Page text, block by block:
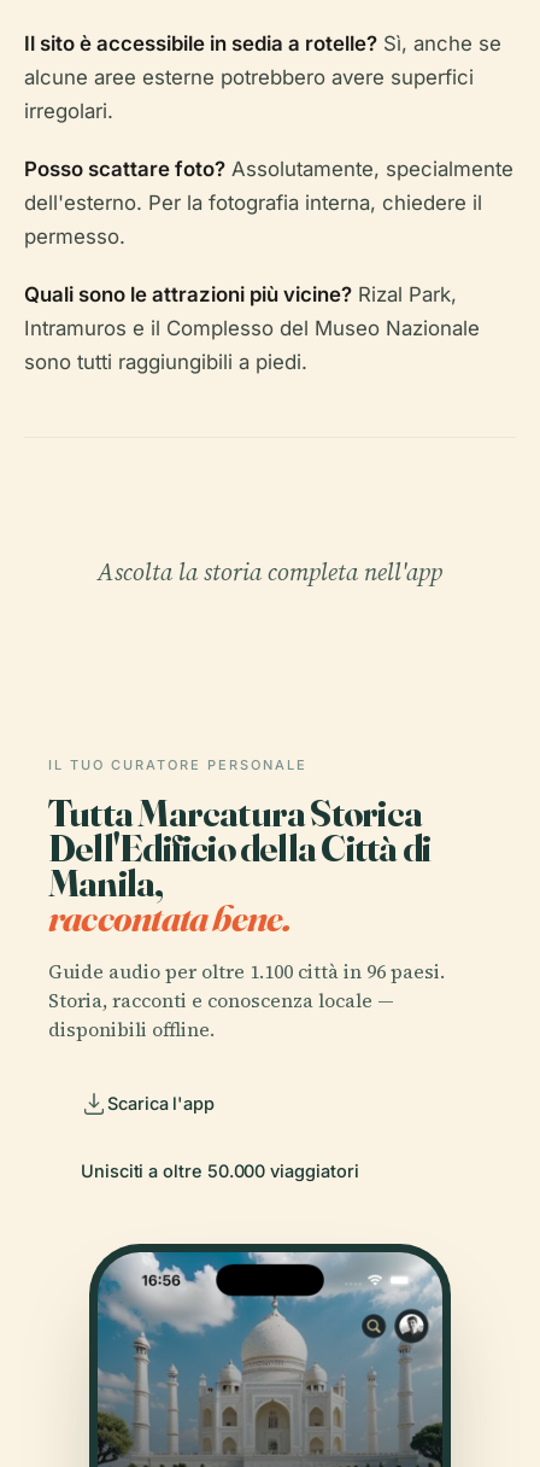
Il sito è accessibile in sedia a rotelle? Sì, anche se
alcune aree esterne potrebbero avere superfici
irregolari.
Posso scattare foto? Assolutamente, specialmente
dell'esterno. Per la fotografia interna, chiedere il
permesso.
Quali sono le attrazioni più vicine? Rizal Park,
Intramuros e il Complesso del Museo Nazionale
sono tutti raggiungibili a piedi.
Ascolta la storia completa nell'app
IL TUO CURATORE PERSONALE
Tutta Marcatura Storica
Dell'Edificio della Città di
Manila,
raccontata bene.
Guide audio per oltre 1.100 città in 96 paesi.
Storia, racconti e conoscenza locale —
disponibili offline.
Scarica l'app
Unisciti a oltre 50.000 viaggiatori